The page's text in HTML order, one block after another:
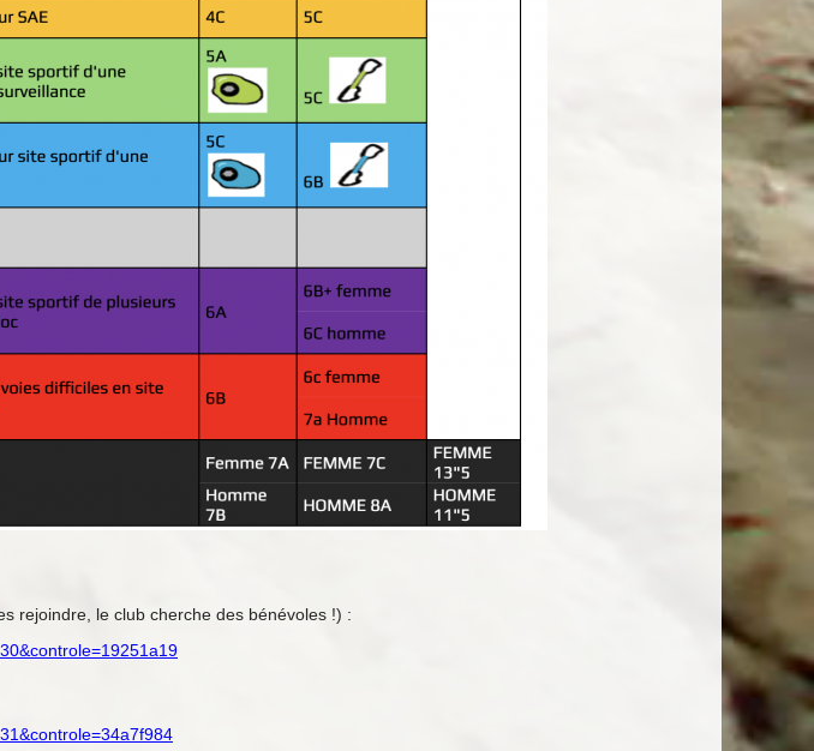
rejoindre, le club cherche des bénévoles !) :